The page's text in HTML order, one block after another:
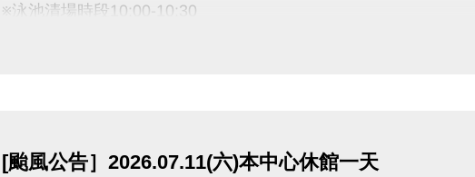
※贈送之單月課程最晚於7/29公告，並開放現場登記。實際班級與名額依中心現場為
※泳池清場時段10:00-10:30
[颱風公告］2026.07.11(六)本中心休館一天